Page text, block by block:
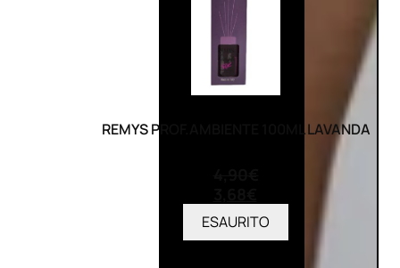
REMYS PROF.AMBIENTE 100ML LAVANDA
ESAURITO